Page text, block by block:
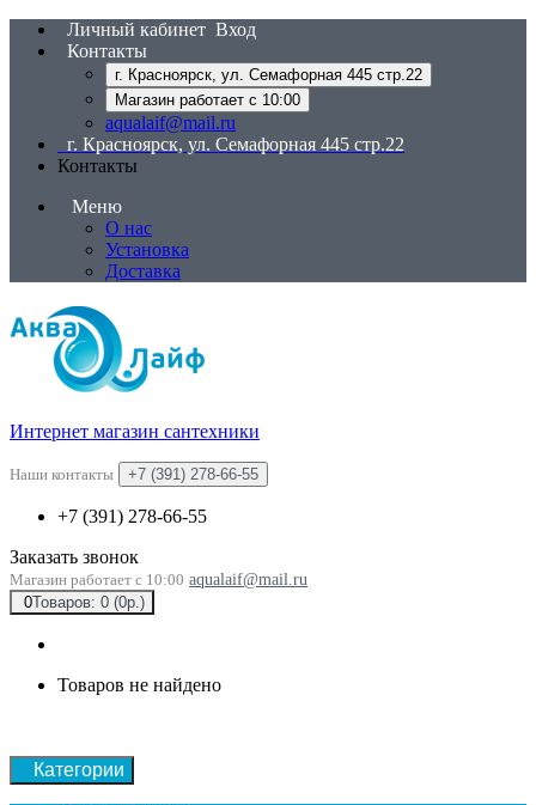
Личный кабинет Вход
Контакты
г. Красноярск, ул. Семафорная 445 стр.22
Магазин работает с 10:00
aqualaif@mail.ru
г. Красноярск, ул. Семафорная 445 стр.22
Контакты
Меню
О нас
Установка
Доставка
Интернет магазин сантехники
Наши контакты +7 (391) 278-66-55
+7 (391) 278-66-55
Заказать звонок
Магазин работает с 10:00 aqualaif@mail.ru
0Товаров: 0 (0р.)
Товаров не найдено
Категории